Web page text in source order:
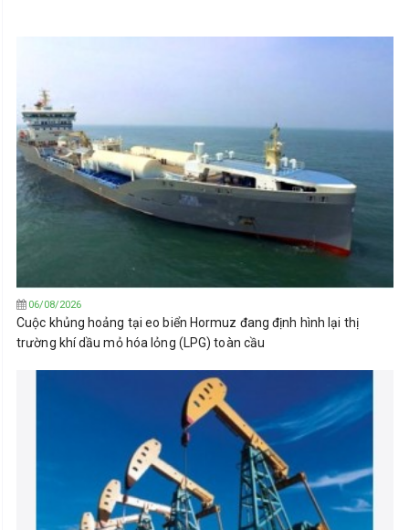
06/08/2026
Cuộc khủng hoảng tại eo biển Hormuz đang định hình lại thị
trường khí dầu mỏ hóa lỏng (LPG) toàn cầu